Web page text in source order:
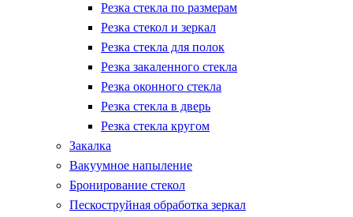
Резка стекла по размерам
Резка стекол и зеркал
Резка стекла для полок
Резка закаленного стекла
Резка оконного стекла
Резка стекла в дверь
Резка стекла кругом
Закалка
Вакуумное напыление
Бронирование стекол
Пескоструйная обработка зеркал